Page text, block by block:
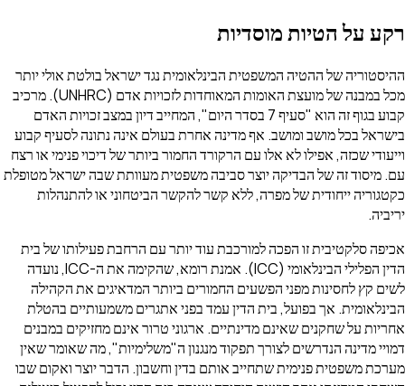
רקע על הטיות מוסדיות
ההיסטוריה של ההטיה המשפטית הבינלאומית נגד ישראל בולטת אולי יותר
מכל במבנה של מועצת האומות המאוחדות לזכויות אדם (UNHRC). מרכיב
קבוע בגוף זה הוא "סעיף 7 בסדר היום", המחייב דיון במצב זכויות האדם
בישראל בכל מושב ומושב. אף מדינה אחרת בעולם אינה נתונה לסעיף קבוע
וייעודי שכזה, אפילו לא אלו עם הרקורד החמור ביותר של דיכוי פנימי או רצח
עם. מיסוד זה של הבדיקה יוצר סביבה משפטית מעוותת שבה ישראל מטופלת
כקטגוריה ייחודית של מפרה, ללא קשר להקשר הביטחוני או להתנהלות
יריביה.
אכיפה סלקטיבית זו הפכה למורכבת עוד יותר עם הרחבת פעילותו של בית
הדין הפלילי הבינלאומי (ICC). אמנת רומא, שהקימה את ה-ICC, נועדה
לשים קץ לחסינות מפני הפשעים החמורים ביותר המדאיגים את הקהילה
הבינלאומית. אך בפועל, בית הדין עמד בפני אתגרים משמעותיים בהטלת
אחריות על שחקנים שאינם מדינתיים. ארגוני טרור אינם מחזיקים במבנים
דמויי מדינה הנדרשים לצורך תפקוד מנגנון ה"משלימיות", מה שאומר שאין
מערכת משפטית פנימית שתחייב אותם בדין וחשבון. הדבר יוצר ואקום שבו